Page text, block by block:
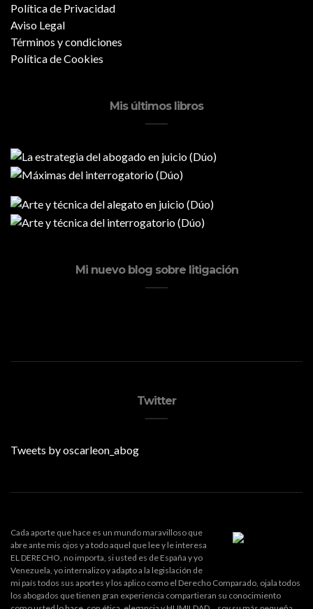
Política de Privacidad
Aviso Legal
Términos y condiciones
Política de Cookies
Mis últimos libros
Mi nuevo blog sobre litigación
Twitter
Tweets by oscarleon_abog
Cada aporte que hace es un mundo maravilloso que
abre ante mis ojos y a todo aquel que lee y le interesa
EL DERECHO, no importa, si usted es de España y yo
Venezuela, yo internalizo y adapto a la legislación de
mi país todos sus aportes y los aplico como el Derecho Comparado, ojala todos
los abogados que tienen gran experiencia compartieran su conocimiento